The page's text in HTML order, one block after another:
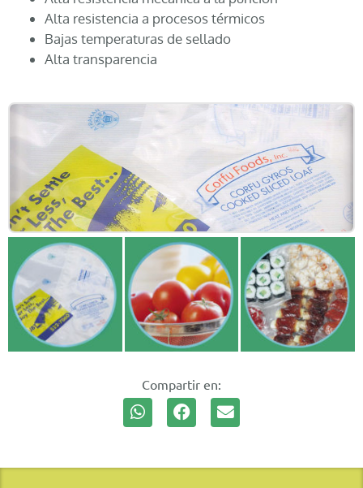
Compartir en:
Alta resistencia a procesos térmicos
Bajas temperaturas de sellado
Alta transparencia